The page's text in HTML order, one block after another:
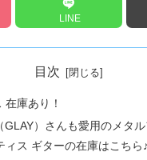
LINE
目次
在庫あり！
GLAY）さんも愛用のメタ
ィス ギターの在庫はこちら♪